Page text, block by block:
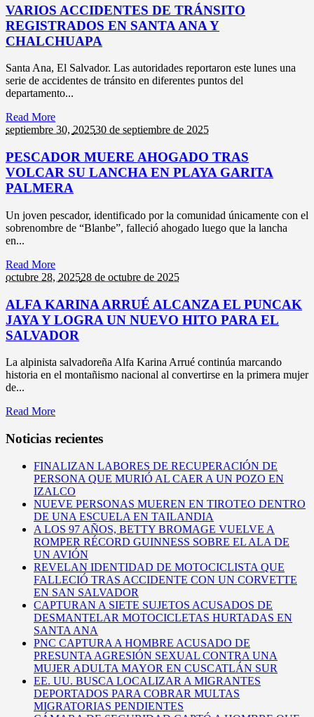
VARIOS ACCIDENTES DE TRÁNSITO
REGISTRADOS EN SANTA ANA Y
CHALCHUAPA
Santa Ana, El Salvador. Las autoridades reportaron este lunes una
serie de accidentes de tránsito en diferentes puntos del
departamento...
Read More
septiembre 30, 202530 de septiembre de 2025
PESCADOR MUERE AHOGADO TRAS
VOLCAR SU LANCHA EN PLAYA GARITA
PALMERA
Un joven pescador, identificado por la comunidad únicamente con el
sobrenombre de “Blanbe”, falleció ahogado luego que la lancha
en...
Read More
octubre 28, 202528 de octubre de 2025
ALFA KARINA ARRUÉ ALCANZA EL PUNCAK
JAYA Y LOGRA UN NUEVO HITO PARA EL
SALVADOR
La alpinista salvadoreña Alfa Karina Arrué continúa marcando
historia en el montañismo nacional al convertirse en la primera mujer
de...
Read More
Noticias recientes
FINALIZAN LABORES DE RECUPERACIÓN DE
PERSONA QUE MURIÓ AL CAER A UN POZO EN
IZALCO
NUEVE PERSONAS MUEREN EN TIROTEO DENTRO
DE UNA ESCUELA EN TAILANDIA
A LOS 97 AÑOS, BETTY BROMAGE VUELVE A
ROMPER RÉCORD GUINNESS SOBRE EL ALA DE
UN AVIÓN
REVELAN IDENTIDAD DE MOTOCICLISTA QUE
FALLECIÓ TRAS ACCIDENTE CON UN CORVETTE
EN SAN SALVADOR
CAPTURAN A SIETE SUJETOS ACUSADOS DE
DESMANTELAR MOTOCICLETAS HURTADAS EN
SANTA ANA
PNC CAPTURA A HOMBRE ACUSADO DE
PRESUNTA AGRESIÓN SEXUAL CONTRA UNA
MUJER ADULTA MAYOR EN CUSCATLÁN SUR
EE. UU. BUSCA LOCALIZAR A MIGRANTES
DEPORTADOS PARA COBRAR MULTAS
MIGRATORIAS PENDIENTES